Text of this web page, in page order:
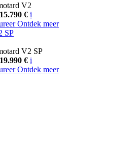
V2
€ i
Ontdek meer
SP
V2 SP
€ i
Ontdek meer